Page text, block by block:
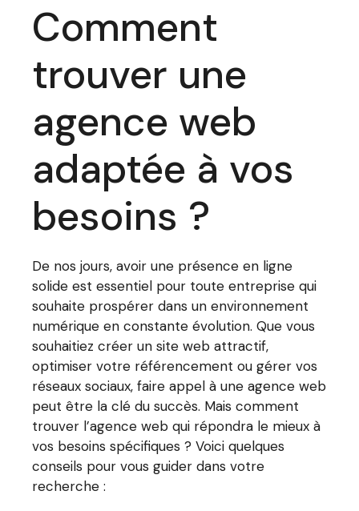
Comment
trouver une
agence web
adaptée à vos
besoins ?
De nos jours, avoir une présence en ligne
solide est essentiel pour toute entreprise qui
souhaite prospérer dans un environnement
numérique en constante évolution. Que vous
souhaitiez créer un site web attractif,
optimiser votre référencement ou gérer vos
réseaux sociaux, faire appel à une agence web
peut être la clé du succès. Mais comment
trouver l’agence web qui répondra le mieux à
vos besoins spécifiques ? Voici quelques
conseils pour vous guider dans votre
recherche :